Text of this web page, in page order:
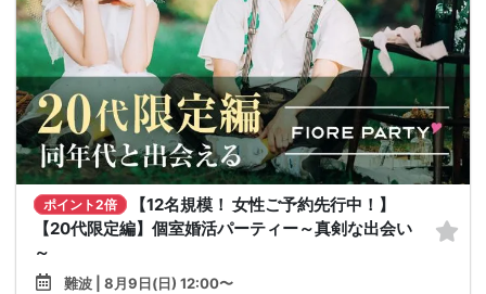
ポイント2倍
【12名規模！ 女性ご予約先行中！】
【20代限定編】個室婚活パーティー～真剣な出会い
～
難波 | 8月9日(日) 12:00〜